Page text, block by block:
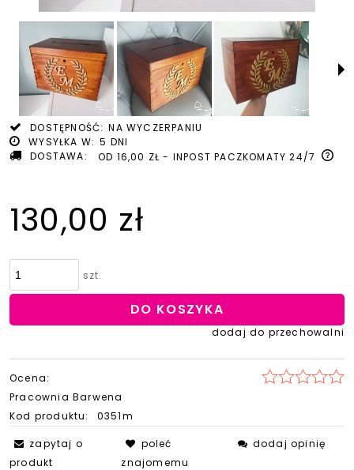
DOSTĘPNOŚĆ: NA WYCZERPANIU
WYSYŁKA W: 5 DNI
DOSTAWA:
OD 16,00 ZŁ - INPOST PACZKOMATY 24/7
130,00 zł
szt.
DO KOSZYKA
dodaj do przechowalni
Ocena:
Pracownia Barwena
Kod produktu:
0351m
zapytaj o
produkt
poleć
znajomemu
dodaj opinię